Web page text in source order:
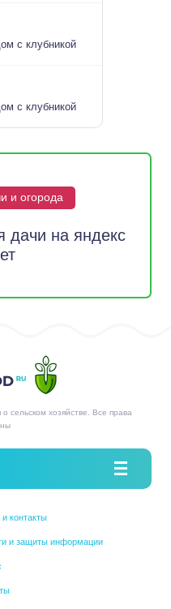
с клубникой
с клубникой
и огорода
дачи на яндекс
сельском хозяйстве. Все права
контакты
и защиты информации